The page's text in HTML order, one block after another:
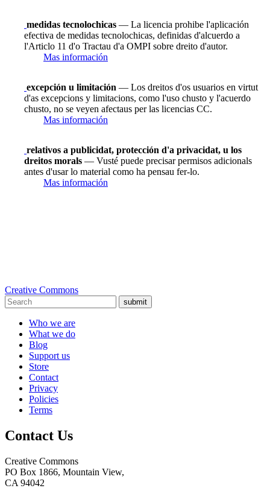
medidas tecnolochicas — La licencia prohibe l'aplicación
efectiva de medidas tecnolochicas, definidas d'alcuerdo a
l'Articlo 11 d'o Tractau d'a OMPI sobre dreito d'autor.
Mas información
excepción u limitación — Los dreitos d'os usuarios en virtut
d'as excepcions y limitacions, como l'uso chusto y l'acuerdo
chusto, no se veyen afectaus per las licencias CC.
Mas información
relativos a publicidat, protección d'a privacidat, u los
dreitos morals — Vusté puede precisar permisos adicionals
antes d'usar lo material como ha pensau fer-lo.
Mas información
Creative Commons
submit
Who we are
What we do
Blog
Support us
Store
Contact
Privacy
Policies
Terms
Contact Us
Creative Commons
PO Box 1866, Mountain View,
CA 94042